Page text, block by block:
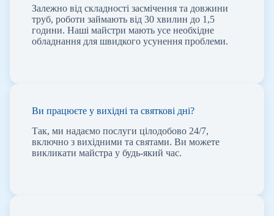
Залежно від складності засмічення та довжини
труб, роботи займають від 30 хвилин до 1,5
години. Наші майстри мають усе необхідне
обладнання для швидкого усунення проблеми.
Ви працюєте у вихідні та святкові дні?
Так, ми надаємо послуги цілодобово 24/7,
включно з вихідними та святами. Ви можете
викликати майстра у будь-який час.